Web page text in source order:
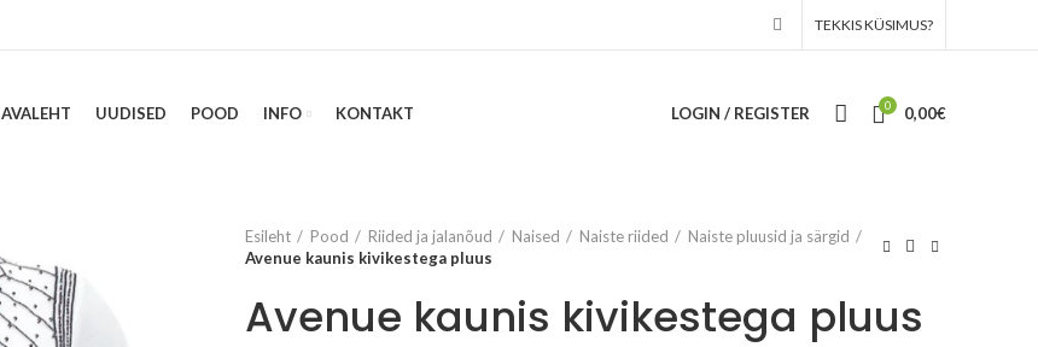
TEKKIS KÜSIMUS?
AVALEHT UUDISED POOD INFO KONTAKT LOGIN / REGISTER 0 0,00€
Esileht Pood Riided ja jalanõud Naised Naiste riided
Naiste pluusid ja särgid
Avenue kaunis kivikestega pluus
Avenue kaunis kivikestega pluus